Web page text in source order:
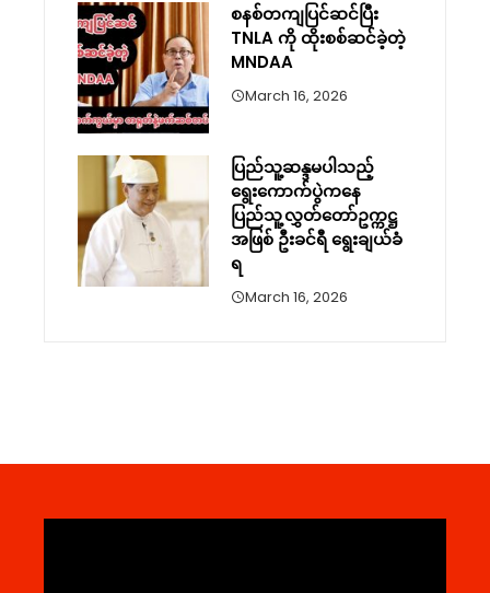
စနစ်တကျပြင်ဆင်ပြီး
TNLA ကို ထိုးစစ်ဆင်ခဲ့တဲ့
MNDAA
March 16, 2026
ပြည်သူ့ဆန္ဒမပါသည့်
ရွေးကောက်ပွဲကနေ
ပြည်သူ့လွှတ်တော်ဥက္ကဋ္ဌ
အဖြစ် ဦးခင်ရီ ရွေးချယ်ခံ
ရ
March 16, 2026